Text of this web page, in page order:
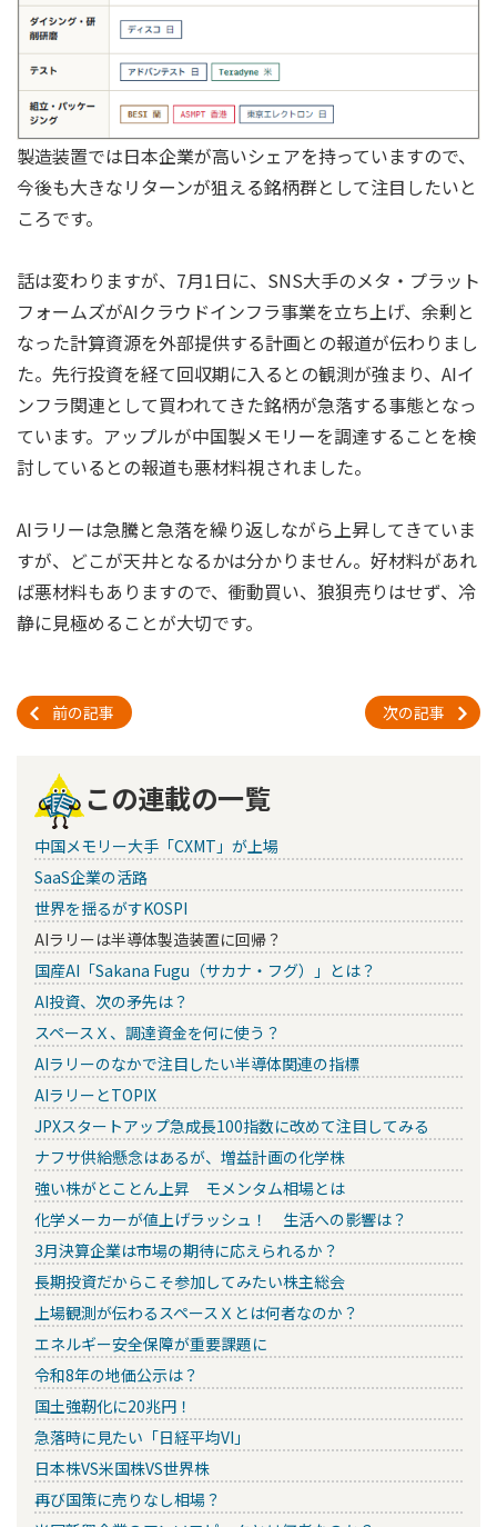
製造装置では日本企業が高いシェアを持っていますので、
今後も大きなリターンが狙える銘柄群として注目したいと
ころです。
話は変わりますが、7月1日に、SNS大手のメタ・プラット
フォームズがAIクラウドインフラ事業を立ち上げ、余剰と
なった計算資源を外部提供する計画との報道が伝わりまし
た。先行投資を経て回収期に入るとの観測が強まり、AIイ
ンフラ関連として買われてきた銘柄が急落する事態となっ
ています。アップルが中国製メモリーを調達することを検
討しているとの報道も悪材料視されました。
AIラリーは急騰と急落を繰り返しながら上昇してきていま
すが、どこが天井となるかは分かりません。好材料があれ
ば悪材料もありますので、衝動買い、狼狽売りはせず、冷
静に見極めることが大切です。
前の記事 次の記事
この連載の一覧
中国メモリー大手「CXMT」が上場
SaaS企業の活路
世界を揺るがすKOSPI
AIラリーは半導体製造装置に回帰？
国産AI「Sakana Fugu（サカナ・フグ）」とは？
AI投資、次の矛先は？
スペースＸ、調達資金を何に使う？
AIラリーのなかで注目したい半導体関連の指標
AIラリーとTOPIX
JPXスタートアップ急成長100指数に改めて注目してみる
ナフサ供給懸念はあるが、増益計画の化学株
強い株がとことん上昇 モメンタム相場とは
化学メーカーが値上げラッシュ！ 生活への影響は？
3月決算企業は市場の期待に応えられるか？
長期投資だからこそ参加してみたい株主総会
上場観測が伝わるスペースＸとは何者なのか？
エネルギー安全保障が重要課題に
令和8年の地価公示は？
国土強靭化に20兆円！
急落時に見たい「日経平均VI」
日本株VS米国株VS世界株
再び国策に売りなし相場？